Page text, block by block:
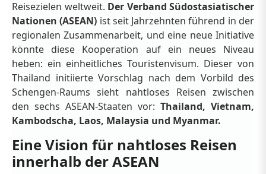
Reisezielen weltweit. Der Verband Südostasiatischer
Nationen (ASEAN) ist seit Jahrzehnten führend in der
regionalen Zusammenarbeit, und eine neue Initiative
könnte diese Kooperation auf ein neues Niveau
heben: ein einheitliches Touristenvisum. Dieser von
Thailand initiierte Vorschlag nach dem Vorbild des
Schengen-Raums sieht nahtloses Reisen zwischen
den sechs ASEAN-Staaten vor: Thailand, Vietnam,
Kambodscha, Laos, Malaysia und Myanmar.
Eine Vision für nahtloses Reisen
innerhalb der ASEAN